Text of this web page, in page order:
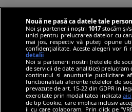
Nouă ne pasă ca datele tale
Noi și partenerii noștri 1017stocăm și/
unici pentru prelucrarea datelor cu
mai jos, respectiv vă puteți opune
confidențialitate. Aceste alegeri vor
detalii
Noi si partenerii nostri (retelele de
de servicii de date analitice)
continutul si anunturile publicitare
functionalitati aferente retelelor de
prevazute de art. 15-22 din GDPR in
exercitate prin modalitatea indicata aici
de tip Cookie, care implica inclusiv
ii cu care colaboram. Prin click pe